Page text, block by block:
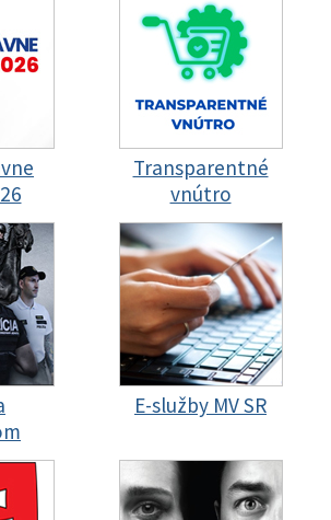
Transparentné
vnútro
E-služby MV SR